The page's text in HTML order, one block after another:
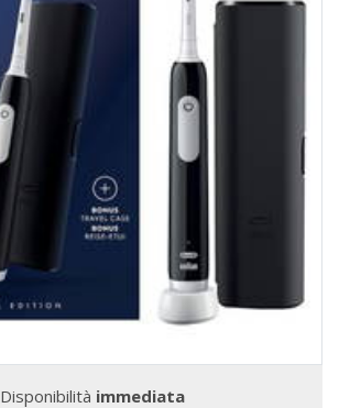
Disponibilità immediata